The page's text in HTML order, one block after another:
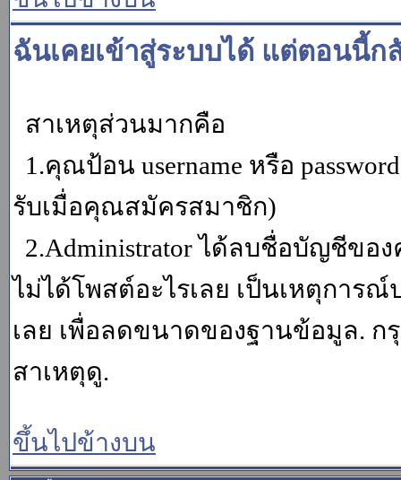
ฉันเคยเข้าสู่ระบบได้ แต่ตอนนี้ก
สาเหตุส่วนมากคือ
1.คุณป้อน username หรือ
รับเมื่อคุณสมัครสมาชิก)
2.Administrator ได้ลบชื่อบัญชีขอ
ไม่ได้โพสต์อะไรเลย เป็นเหตุการ
เลย เพื่อลดขนาดของฐานข้อมูล.
สาเหตุดู.
ขึ้นไปข้างบน